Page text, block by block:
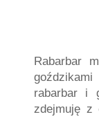
Rabarbar
rabarbar i
zdejmuję z